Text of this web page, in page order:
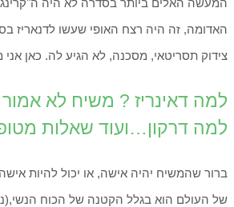
המעשה האלים ביותר בסדרה לא היה
האדומה, זה היה רצח האופי שעשו לדנאריז
צידוק תסריטאי, מסכנה, לא הגיע לה. כאן אני
למה דאינריז ? משיח לא
למה דרקון…ועוד שאלות
ברור שהמשיח יהיה אישה, או יכול להיות
של העולם הוא בגלל הקטנה של הכוח